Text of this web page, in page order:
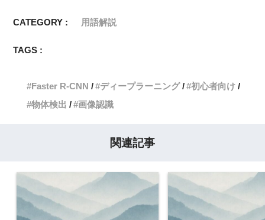
CATEGORY : 用語解説
TAGS :
Faster R-CNN ディープラーニング
初心者向け
物体検出
画像認識
関連記事